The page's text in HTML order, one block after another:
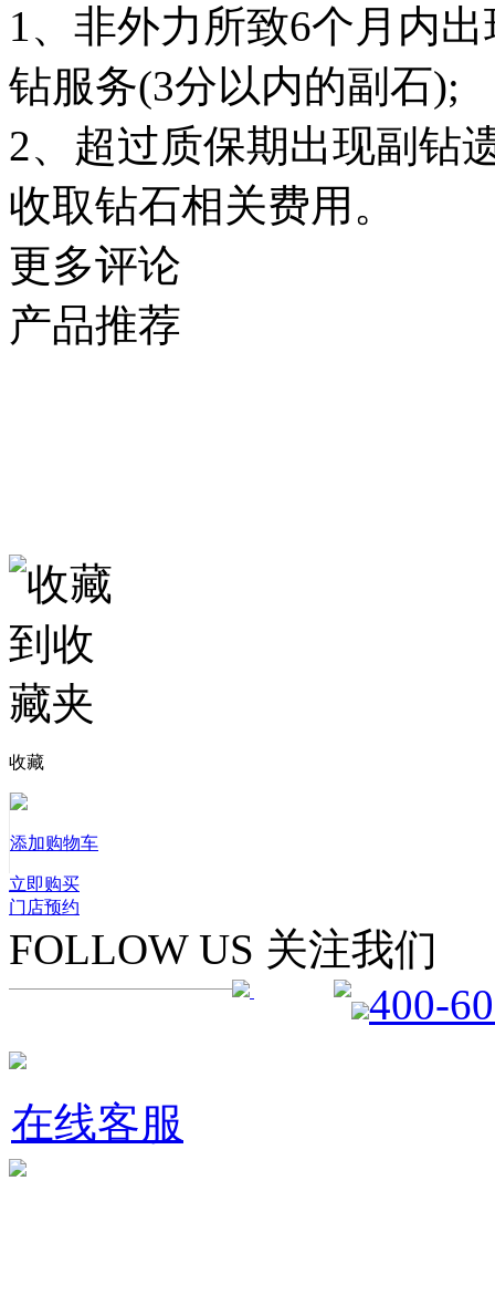
1、非外力所致6个月内
钻服务(3分以内的副石);
2、超过质保期出现副钻
收取钻石相关费用。
更多评论
产品推荐
收藏
添加购物车
立即购买
门店预约
FOLLOW US 关注我们
400-
在线客服